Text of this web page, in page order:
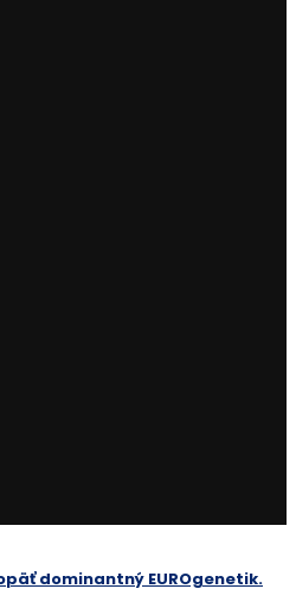
dominantný EUROgenetik.